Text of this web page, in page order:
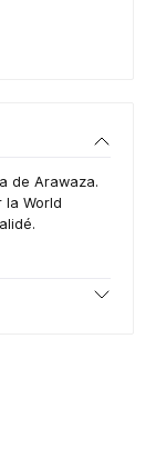
de Arawaza.
la World